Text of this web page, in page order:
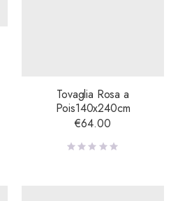
Tovaglia Rosa a
Pois140x240cm
€64.00